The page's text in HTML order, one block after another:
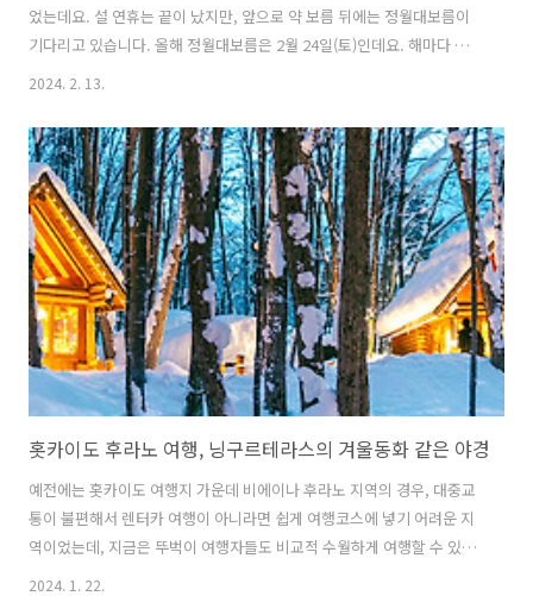
었는데요. 설 연휴는 끝이 났지만, 앞으로 약 보름 뒤에는 정월대보름이
기다리고 있습니다. 올해 정월대보름은 2월 24일(토)인데요. 해마다 정
거리이기도 한데요. 특히 올해 정월대보름은 토요일이어서 가족 및 친구
들과 대보름 행사 달집태우기 행사에 참여해 보는 것도 좋은 경험과 추억
이 되지 않을까 생각됩니다. 부산에서도 역시 해운대와 송도해수욕장 등
에서 달맞이 행사로 대형 달집태우기가 예정되어 있는데요. 지금부터 소
개해 드리도록 하겠습니다. 해운대 달맞이 온천 축제 부산에서 가장 오래
되었고, 정..
2024. 2. 13.
홋카이도 후라노 여행, 닝구르테라스의 겨울동화 같은 야경
예전에는 홋카이도 여행지 가운데 비에이나 후라노 지역의 경우, 대중교
통이 불편해서 렌터카 여행이 아니라면 쉽게 여행코스에 넣기 어려운 지
역이었는데, 지금은 뚜벅이 여행자들도 비교적 수월하게 여행할 수 있도
록 투어 상품들이 많이 나와 있어 에전보다는 접근성이 좋아진 것 같습니
2024. 1. 22.